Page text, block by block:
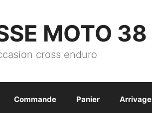
MOTO 38
cross enduro
Commande Panier Arrivage